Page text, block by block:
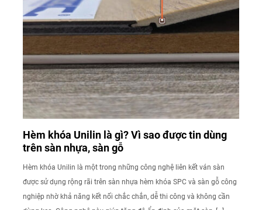
Hèm khóa Unilin là gì? Vì sao được tin dùng
trên sàn nhựa, sàn gỗ
Hèm khóa Unilin là một trong những công nghệ liên kết ván sàn
được sử dụng rộng rãi trên sàn nhựa hèm khóa SPC và sàn gỗ công
nghiệp nhờ khả năng kết nối chắc chắn, dễ thi công và không cần